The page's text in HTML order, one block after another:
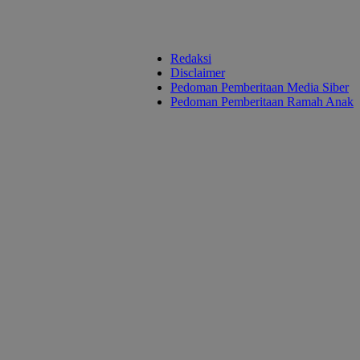
Redaksi
Disclaimer
Pedoman Pemberitaan Media Siber
Pedoman Pemberitaan Ramah Anak